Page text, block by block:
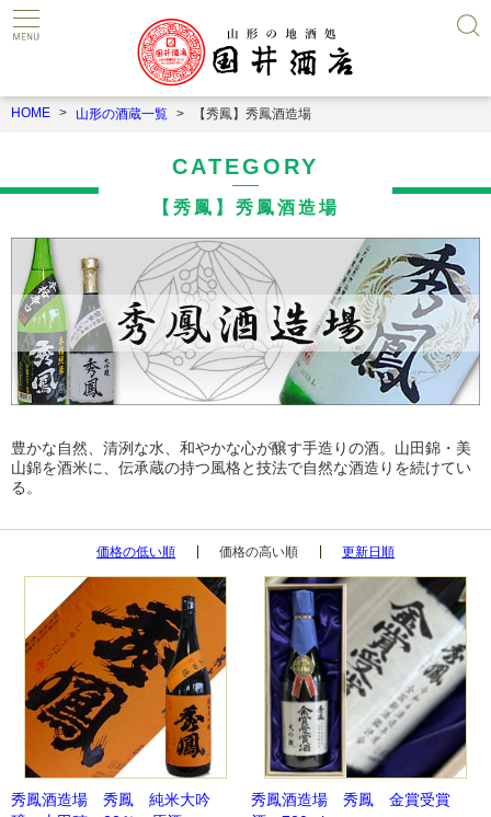
HOME 山形の酒蔵一覧 【秀鳳】秀鳳酒造場
CATEGORY
【秀鳳】秀鳳酒造場
豊かな自然、清洌な水、和やかな心が醸す手造りの酒。山田錦・美
山錦を酒米に、伝承蔵の持つ風格と技法で自然な酒造りを続けてい
る。
価格の低い順 価格の高い順 更新日順
秀鳳酒造場 秀鳳 純米大吟
秀鳳酒造場 秀鳳 金賞受賞